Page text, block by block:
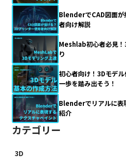
BlenderでCAD図面が
者向け解説
Meshlab初心者必見！
り
初心者向け！3Dモデ
一歩を踏み出そう！
Blenderでリアルに表
紹介
カテゴリー
3D